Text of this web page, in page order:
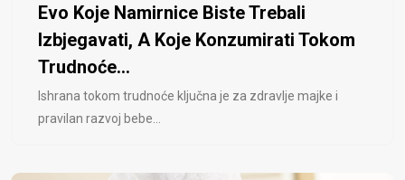
Evo Koje Namirnice Biste Trebali
Izbjegavati, A Koje Konzumirati Tokom
Trudnoće...
Ishrana tokom trudnoće ključna je za zdravlje majke i
pravilan razvoj bebe...